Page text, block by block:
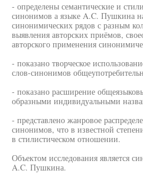
- определены семантические и
синонимов а языке A.C. Пушкина
синонимических рядов с разным
выявления авторских приёмов,
авторского применения
- показано творческое
слов-синонимов
- показано расширение
образными индивидуальными
- представлено жанровое
синонимов, что в известной
в стилистическом отношении.
Объектом исследования является
A.C. Пушкина.